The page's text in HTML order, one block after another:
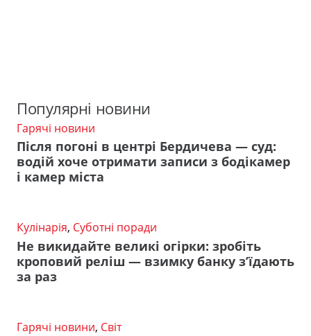
Популярні новини
Гарячі новини
Після погоні в центрі Бердичева — суд:
водій хоче отримати записи з бодікамер
і камер міста
Кулінарія, Суботні поради
Не викидайте великі огірки: зробіть
кроповий реліш — взимку банку з’їдають
за раз
Гарячі новини, Світ